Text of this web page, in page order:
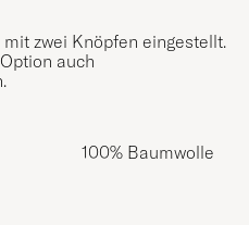
zwei Knöpfen eingestellt.
auch
100% Baumwolle